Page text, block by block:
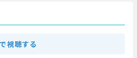
視聴する